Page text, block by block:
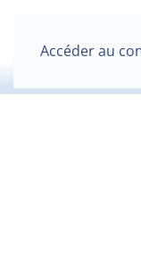
Accéder au
Site